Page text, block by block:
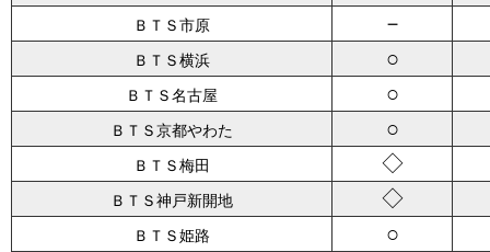
ＢＴＳ市原 －
ＢＴＳ横浜 ○
ＢＴＳ名古屋 ○
ＢＴＳ京都やわた ○
ＢＴＳ梅田 ◇
ＢＴＳ神戸新開地 ◇
ＢＴＳ姫路 ○